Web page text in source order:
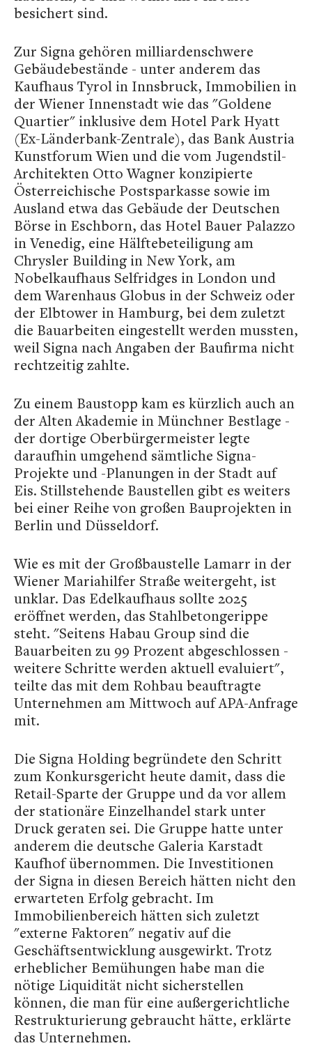
besichert sind.
Zur Signa gehören milliardenschwere
Gebäudebestände - unter anderem das
Kaufhaus Tyrol in Innsbruck, Immobilien in
der Wiener Innenstadt wie das "Goldene
Quartier" inklusive dem Hotel Park Hyatt
(Ex-Länderbank-Zentrale), das Bank Austria
Kunstforum Wien und die vom Jugendstil-
Architekten Otto Wagner konzipierte
Österreichische Postsparkasse sowie im
Ausland etwa das Gebäude der Deutschen
Börse in Eschborn, das Hotel Bauer Palazzo
in Venedig, eine Hälftebeteiligung am
Chrysler Building in New York, am
Nobelkaufhaus Selfridges in London und
dem Warenhaus Globus in der Schweiz oder
der Elbtower in Hamburg, bei dem zuletzt
die Bauarbeiten eingestellt werden mussten,
weil Signa nach Angaben der Baufirma nicht
rechtzeitig zahlte.
Zu einem Baustopp kam es kürzlich auch an
der Alten Akademie in Münchner Bestlage -
der dortige Oberbürgermeister legte
daraufhin umgehend sämtliche Signa-
Projekte und -Planungen in der Stadt auf
Eis. Stillstehende Baustellen gibt es weiters
bei einer Reihe von großen Bauprojekten in
Berlin und Düsseldorf.
Wie es mit der Großbaustelle Lamarr in der
Wiener Mariahilfer Straße weitergeht, ist
unklar. Das Edelkaufhaus sollte 2025
eröffnet werden, das Stahlbetongerippe
steht. "Seitens Habau Group sind die
Bauarbeiten zu 99 Prozent abgeschlossen -
weitere Schritte werden aktuell evaluiert",
teilte das mit dem Rohbau beauftragte
Unternehmen am Mittwoch auf APA-Anfrage
mit.
Die Signa Holding begründete den Schritt
zum Konkursgericht heute damit, dass die
Retail-Sparte der Gruppe und da vor allem
der stationäre Einzelhandel stark unter
Druck geraten sei. Die Gruppe hatte unter
anderem die deutsche Galeria Karstadt
Kaufhof übernommen. Die Investitionen
der Signa in diesen Bereich hätten nicht den
erwarteten Erfolg gebracht. Im
Immobilienbereich hätten sich zuletzt
"externe Faktoren" negativ auf die
Geschäftsentwicklung ausgewirkt. Trotz
erheblicher Bemühungen habe man die
nötige Liquidität nicht sicherstellen
können, die man für eine außergerichtliche
Restrukturierung gebraucht hätte, erklärte
das Unternehmen.